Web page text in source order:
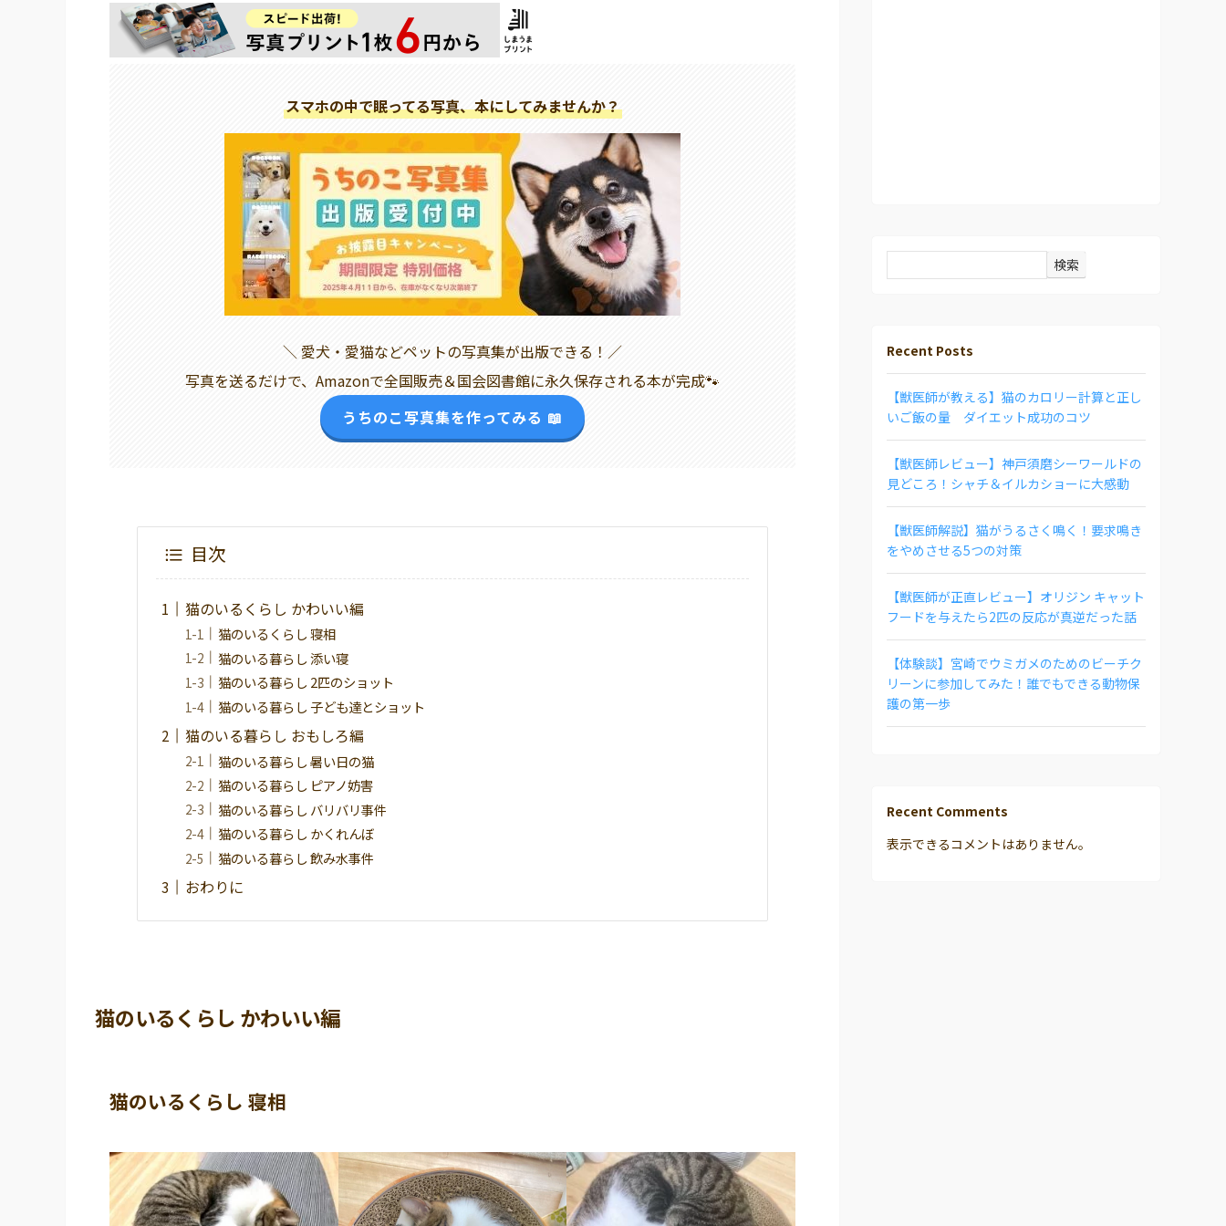
スマホの中で眠ってる写真、本にしてみませんか？
＼ 愛犬・愛猫などペットの写真集が出版できる！／
写真を送るだけで、Amazonで全国販売＆国会図書館に永久保存される本が完成🐾
うちのこ写真集を作ってみる 📖
目次
猫のいるくらし かわいい編
猫のいるくらし 寝相
猫のいる暮らし 添い寝
猫のいる暮らし 2匹のショット
猫のいる暮らし 子ども達とショット
猫のいる暮らし おもしろ編
猫のいる暮らし 暑い日の猫
猫のいる暮らし ピアノ妨害
猫のいる暮らし バリバリ事件
猫のいる暮らし かくれんぼ
猫のいる暮らし 飲み水事件
おわりに
猫のいるくらし かわいい編
猫のいるくらし 寝相
検索
Recent Posts
【獣医師が教える】猫のカロリー計算と正し
いご飯の量 ダイエット成功のコツ
【獣医師レビュー】神戸須磨シーワールドの
見どころ！シャチ＆イルカショーに大感動
【獣医師解説】猫がうるさく鳴く！要求鳴き
をやめさせる5つの対策
【獣医師が正直レビュー】オリジン キャット
フードを与えたら2匹の反応が真逆だった話
【体験談】宮崎でウミガメのためのビーチク
リーンに参加してみた！誰でもできる動物保
護の第一歩
Recent Comments
表示できるコメントはありません。